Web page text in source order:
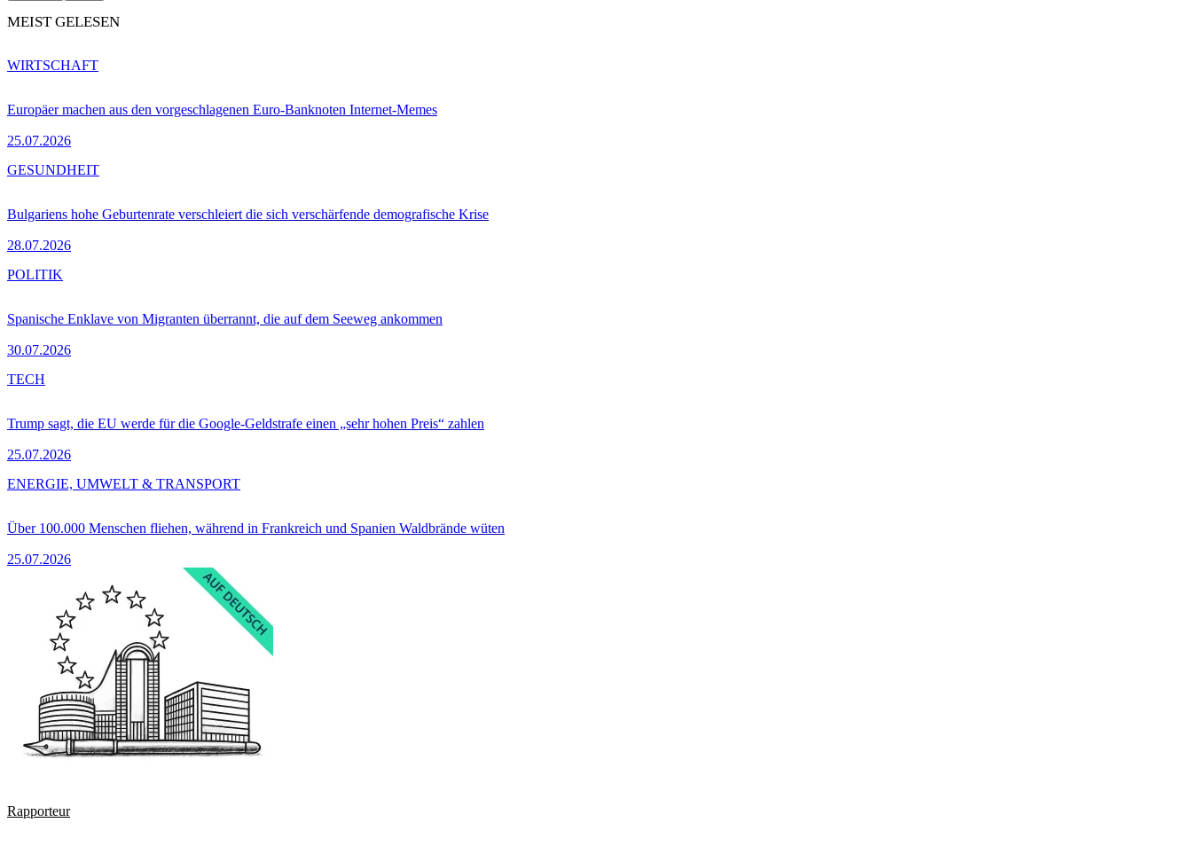
MEIST GELESEN
Europäer machen aus den vorgeschlagenen Euro-Banknoten Internet-Memes
25.07.2026
WIRTSCHAFT
Bulgariens hohe Geburtenrate verschleiert die sich verschärfende demografische Krise
28.07.2026
GESUNDHEIT
Spanische Enklave von Migranten überrannt, die auf dem Seeweg ankommen
30.07.2026
POLITIK
Trump sagt, die EU werde für die Google-Geldstrafe einen „sehr hohen Preis“ zahlen
25.07.2026
TECH
Über 100.000 Menschen fliehen, während in Frankreich und Spanien Waldbrände wüten
25.07.2026
ENERGIE, UMWELT & TRANSPORT
Rapporteur